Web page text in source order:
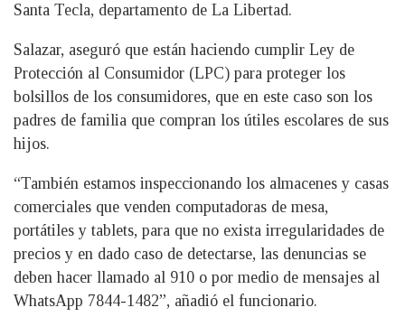
Santa Tecla, departamento de La Libertad.
Salazar, aseguró que están haciendo cumplir Ley de
Protección al Consumidor (LPC) para proteger los
bolsillos de los consumidores, que en este caso son los
padres de familia que compran los útiles escolares de sus
hijos.
“También estamos inspeccionando los almacenes y casas
comerciales que venden computadoras de mesa,
portátiles y tablets, para que no exista irregularidades de
precios y en dado caso de detectarse, las denuncias se
deben hacer llamado al 910 o por medio de mensajes al
WhatsApp 7844-1482”, añadió el funcionario.